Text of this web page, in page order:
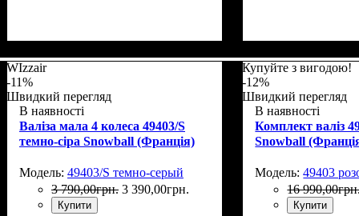
WIzzair
-11%
Швидкий перегляд
В наявності
Валіза мала 4 колеса 49403/S
темно-сіра Snowball (Франція)
Модель: 49403/S темно-серый
3 790,00грн. 3 390,00грн.
Купити
Купуйте з вигодою!
-12%
Швидкий перегляд
В наявності
Комплект валіз
Snowball
Модель:49403
16 990,00
Купити